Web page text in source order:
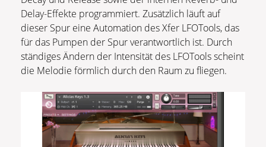
Delay-Effekte programmiert. Zusätzlich läuft auf
dieser Spur eine Automation des Xfer LFOTools, das
für das Pumpen der Spur verantwortlich ist. Durch
ständiges Ändern der Intensität des LFOTools scheint
die Melodie förmlich durch den Raum zu fliegen.